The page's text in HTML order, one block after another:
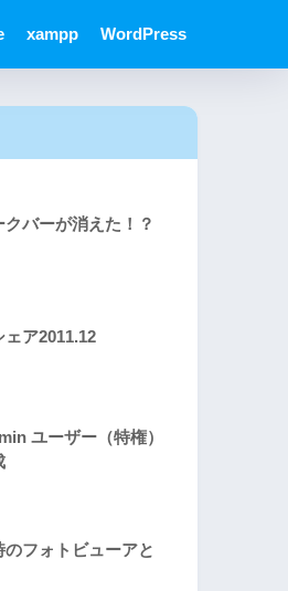
xampp WordPress
クバーが消えた！？
ェア2011.12
ユーザー（特権）
のフォトビューアと